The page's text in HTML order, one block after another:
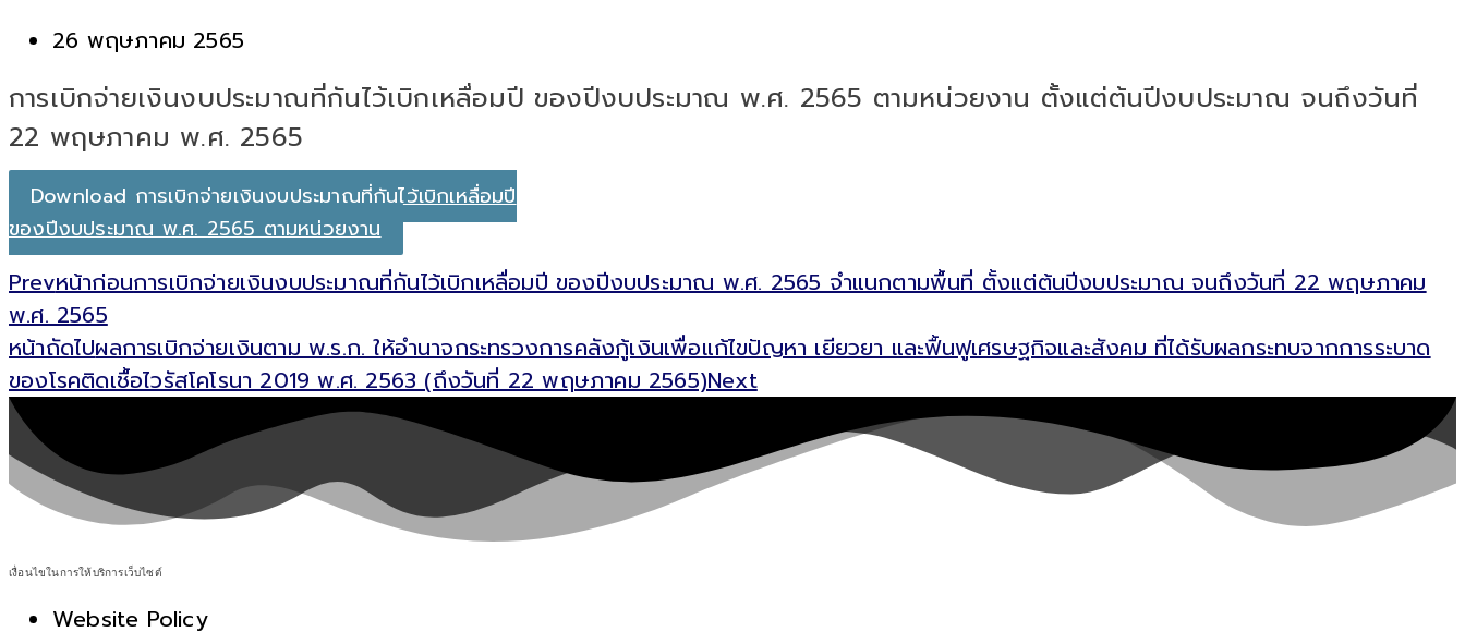
26 พฤษภาคม 2565
การเบิกจ่ายเงินงบประมาณที่กันไว้เบิกเหลื่อมปี ของปีงบประมาณ พ.ศ. 2565 ตามหน่วยงาน ตั้งแต่ต้นปีงบประมาณ จนถึงวันที่
22 พฤษภาคม พ.ศ. 2565
Download การเบิกจ่ายเงินงบประมาณที่กันไว้เบิกเหลื่อมปี
ของปีงบประมาณ พ.ศ. 2565 ตามหน่วยงาน
Prevหน้าก่อนการเบิกจ่ายเงินงบประมาณที่กันไว้เบิกเหลื่อมปี ของปีงบประมาณ พ.ศ. 2565 จำแนกตามพื้นที่ ตั้งแต่ต้นปีงบประมาณ จนถึงวันที่ 22 พฤษภาคม
พ.ศ. 2565
หน้าถัดไปผลการเบิกจ่ายเงินตาม พ.ร.ก. ให้อำนาจกระทรวงการคลังกู้เงินเพื่อแก้ไขปัญหา เยียวยา และฟื้นฟูเศรษฐกิจและสังคม ที่ได้รับผลกระทบจากการระบาด
ของโรคติดเชื้อไวรัสโคโรนา 2019 พ.ศ. 2563 (ถึงวันที่ 22 พฤษภาคม 2565)Next
เงื่อนไขในการให้บริการเว็บไซต์
Website Policy